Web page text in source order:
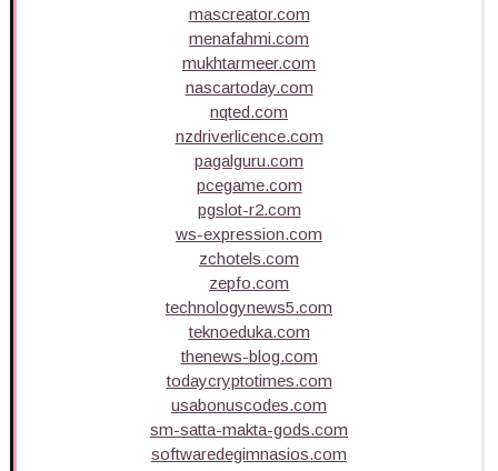
mascreator.com
menafahmi.com
mukhtarmeer.com
nascartoday.com
nqted.com
nzdriverlicence.com
pagalguru.com
pcegame.com
pgslot-r2.com
ws-expression.com
zchotels.com
zepfo.com
technologynews5.com
teknoeduka.com
thenews-blog.com
todaycryptotimes.com
usabonuscodes.com
sm-satta-makta-gods.com
softwaredegimnasios.com